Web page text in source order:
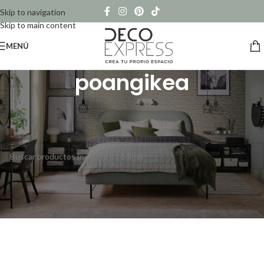
Skip to navigation
Skip to main content
MENÚ
poangikea
Inicio/ Productos etiquetados “poangikea”
No se han encontrado productos que coincidan con tu selección.